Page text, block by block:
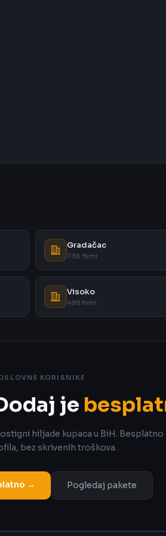
Gradačac
736 firmi
Visoko
498 firmi
KORISNIKE
je
hiljade kupaca u BiH. Besplatno
bez skrivenih troškova.
→ Pogledaj pakete